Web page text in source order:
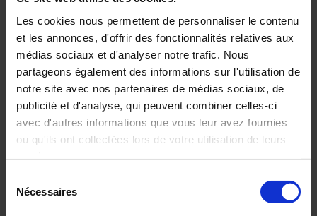
Les cookies nous permettent de personnaliser le contenu
et les annonces, d'offrir des fonctionnalités relatives aux
médias sociaux et d'analyser notre trafic. Nous
partageons également des informations sur l'utilisation de
notre site avec nos partenaires de médias sociaux, de
publicité et d'analyse, qui peuvent combiner celles-ci
avec d'autres informations que vous leur avez fournies
ou qu'ils ont collectées lors de votre utilisation de leurs
Pour en savoir plus, veuillez consulter notre
politique de
Nécessaires
Le luxmètre LM76 de la marque Multimetrix (R) est
un grand voyageur. Il s'est retrouvé en Antarctique à
l'occasion de l'ACROSS ANTARCTICA 2014.
Le luxmètre LM76de la marque Multimetrix
(R) est un grand voyageur. Il s'est retrouvé
en Antarctique à l'occasion de l'ACROSS
ANTARCTICA 2014. Avant tout pédagogique,
cette expédition a pour vocation de
enseignent à leurs élèves. L'expédition a
fourni des données à analyser en rapport
avec le programme de physique chimie des